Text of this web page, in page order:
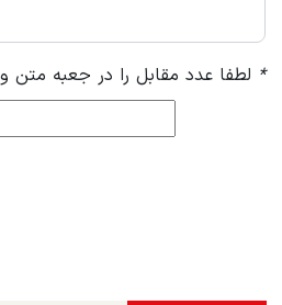
* لطفا عدد مقابل را در جعبه متن